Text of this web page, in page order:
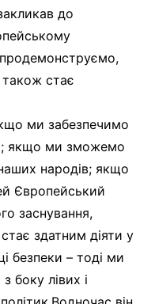
до
стає
ми забезпечимо
якщо ми зможемо
народів; якщо
Європейський
заснування,
здатним діяти у
безпеки – тоді ми
боку лівих і